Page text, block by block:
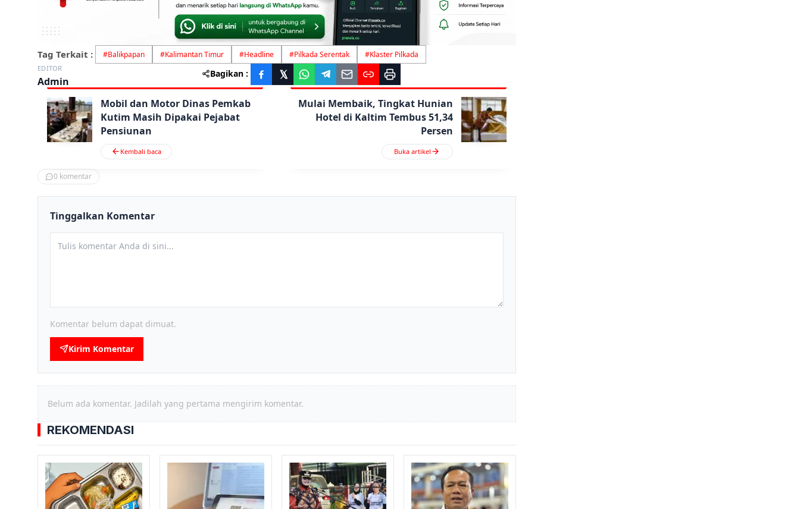
Tag Terkait : #Balikpapan #Kalimantan Timur #Headline #Pilkada Serentak #Klaster Pilkada
EDITOR
Admin
Bagikan :
Mobil dan Motor Dinas Pemkab
Kutim Masih Dipakai Pejabat
Pensiunan
Kembali baca
Mulai Membaik, Tingkat Hunian
Hotel di Kaltim Tembus 51,34
Persen
Buka artikel
0 komentar
Tinggalkan Komentar
Komentar belum dapat dimuat.
Kirim Komentar
Belum ada komentar. Jadilah yang pertama mengirim komentar.
REKOMENDASI